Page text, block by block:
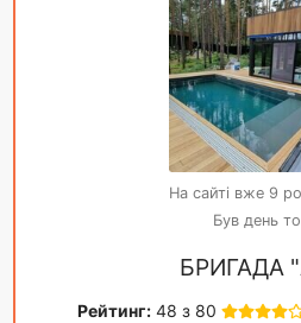
На сайті вже 9
Був день
БРИГАДА
Рейтинг: 48 з 80